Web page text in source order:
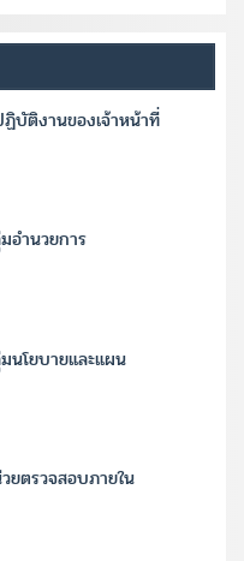
บัติงานของเจ้าหน้าที่
ำนวยการ
โยบายและแผน
ตรวจสอบภายใน